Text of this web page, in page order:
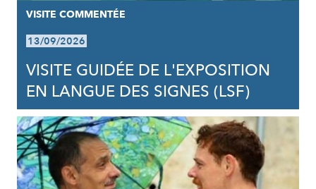
VISITE COMMENTÉE
13/09/2026
VISITE GUIDÉE DE L'EXPOSITION
EN LANGUE DES SIGNES (LSF)